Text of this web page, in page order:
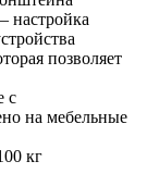
настройка
позволяет
с
на мебельные
кг